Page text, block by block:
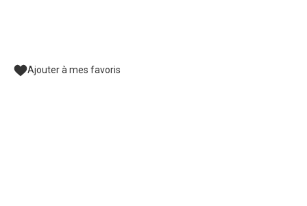
Ajouter à mes favoris